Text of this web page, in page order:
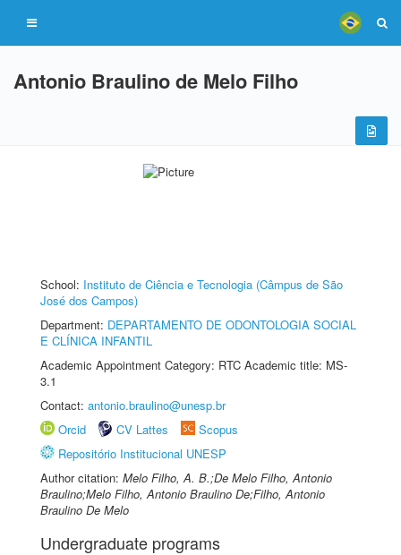
Antonio Braulino de Melo Filho
School: Instituto de Ciência e Tecnologia (Câmpus de São
José dos Campos)
Department: DEPARTAMENTO DE ODONTOLOGIA SOCIAL
E CLÍNICA INFANTIL
Academic Appointment Category: RTC Academic title: MS-
3.1
Contact: antonio.braulino@unesp.br
Orcid
CV Lattes
Scopus
Repositório Institucional UNESP
Author citation: Melo Filho, A. B.;De Melo Filho, Antonio
Braulino;Melo Filho, Antonio Braulino De;Filho, Antonio
Braulino De Melo
Undergraduate programs